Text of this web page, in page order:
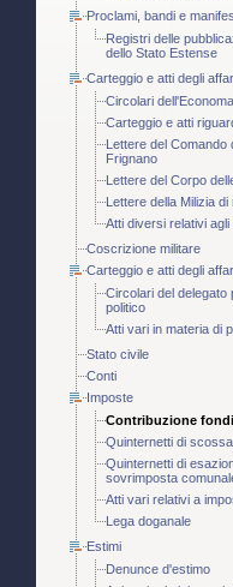
Proclami, bandi e
Registri delle
dello Stato Estense
Carteggio e atti degli
Circolari
Carteggio e atti
Lettere del Comando
Frignano
Lettere del Corpo
Lettere della Milizia
Atti diversi relativi agli
Coscrizione militare
Carteggio e atti degli
Circolari del delegato
politico
Atti vari in materia di
Stato civile
Conti
Imposte
Contribuzione
Quinternetti di scossa
Quinternetti di
sovrimposta
Atti vari relativi a
Lega doganale
Estimi
Denunce d'estimo